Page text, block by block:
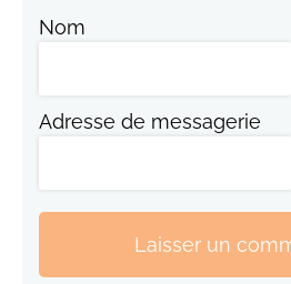
Nom
Adresse de messagerie
Laisser un